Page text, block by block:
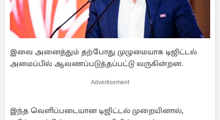
இவை அனைத்தும் தற்போது முழுமையாக டிஜிட்டல்
அமைப்பில் ஆவணப்படுத்தப்பட்டு வருகின்றன.
Advertisement
இந்த வெளிப்படையான டிஜிட்டல் முறையினால்,